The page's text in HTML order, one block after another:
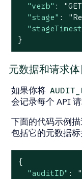
"verb" :
"stage" :
}
元数据和请求体
如果你将
会记录每个 API
下面的代码示例
包括它的元数据标
{
"auditID" :